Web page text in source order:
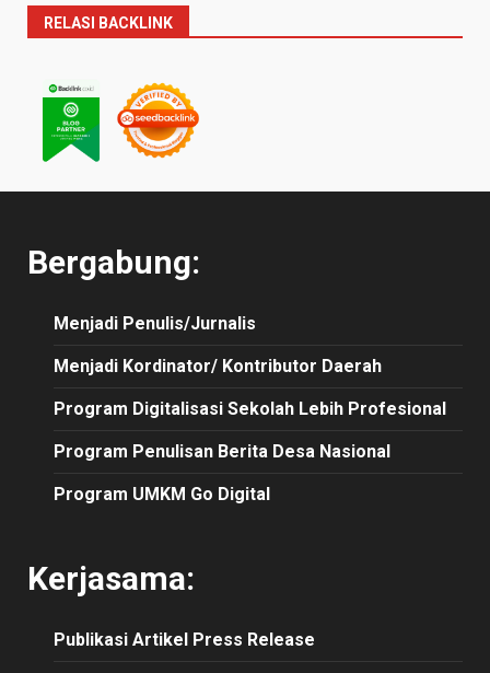
RELASI BACKLINK
Bergabung:
Menjadi Penulis/Jurnalis
Menjadi Kordinator/ Kontributor Daerah
Program Digitalisasi Sekolah Lebih Profesional
Program Penulisan Berita Desa Nasional
Program UMKM Go Digital
Kerjasama:
Publikasi Artikel Press Release